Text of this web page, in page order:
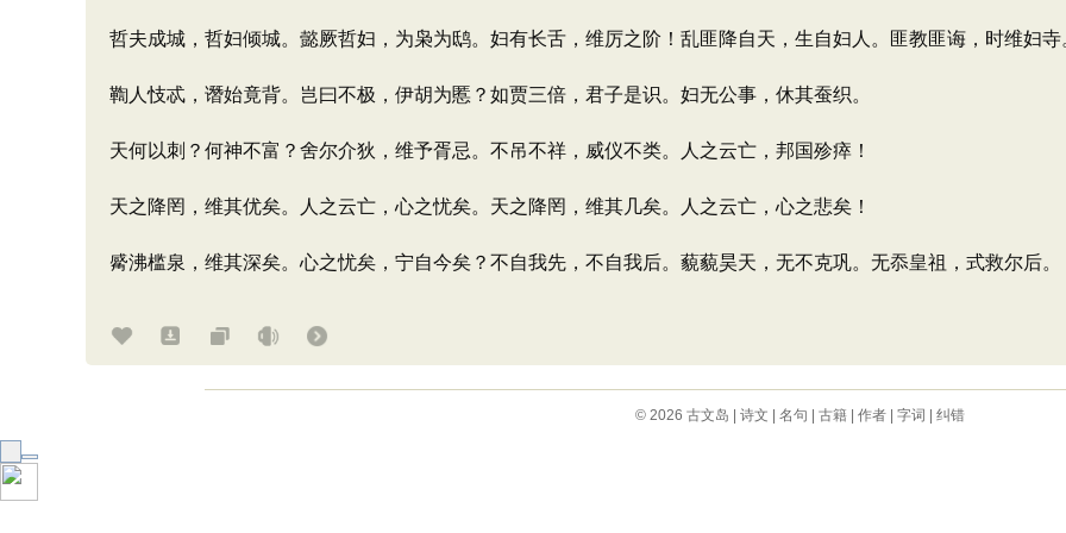
哲夫成城，哲妇倾城。懿厥哲妇，为枭为鸱。妇有长舌，维厉之阶！乱匪降自天，生自妇人。匪教匪诲，时维妇寺
鞫人忮忒，谮始竟背。岂曰不极，伊胡为慝？如贾三倍，君子是识。妇无公事，休其蚕织。
天何以刺？何神不富？舍尔介狄，维予胥忌。不吊不祥，威仪不类。人之云亡，邦国殄瘁！
天之降罔，维其优矣。人之云亡，心之忧矣。天之降罔，维其几矣。人之云亡，心之悲矣！
觱沸槛泉，维其深矣。心之忧矣，宁自今矣？不自我先，不自我后。藐藐昊天，无不克巩。无忝皇祖，式救尔后。
© 2026 古文岛 诗文 名句 古籍| 作者| 字词 纠错